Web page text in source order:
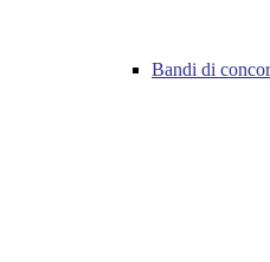
Bandi di